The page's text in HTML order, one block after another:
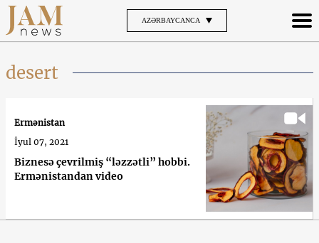
AZƏRBAYCANCA
desert
Biznesə çevrilmiş “ləzzətli” hobbi.
Ermənistandan video
Ermənistan
İyul 07, 2021